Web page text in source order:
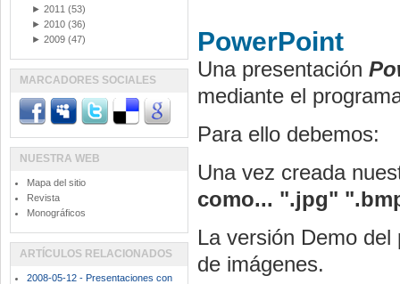
PowerPoint
Una presentación
mediante el
Para ello debemos:
Una vez creada
como... ".jpg"
La versión Demo
de imágenes.
► 2011 (53)
► 2010 (36)
► 2009 (47)
MARCADORES SOCIALES
NUESTRA WEB
Mapa del sitio
Revista
Monográficos
ARTÍCULOS RELACIONADOS
2008-05-12 - Presentaciones con